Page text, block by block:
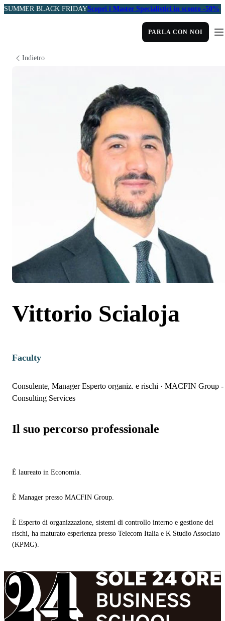
SUMMER BLACK FRIDAYScopri i Master Specialistici in sconto -50%
PARLA CON NOI
Indietro
Vittorio Scialoja
Faculty
Consulente, Manager Esperto organiz. e rischi · MACFIN Group -
Consulting Services
Il suo percorso professionale
È laureato in Economia.
È Manager presso MACFIN Group.
È Esperto di organizzazione, sistemi di controllo interno e gestione dei
rischi, ha maturato esperienza presso Telecom Italia e K Studio Associato
(KPMG).